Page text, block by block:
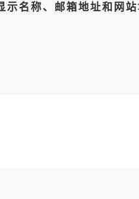
示名称、邮箱地址和网